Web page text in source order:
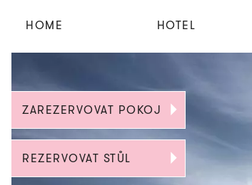
HOME HOTEL
ZAREZERVOVAT POKOJ
REZERVOVAT STŮL